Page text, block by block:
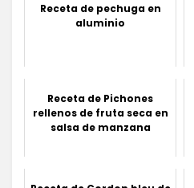
Receta de pechuga en
aluminio
Receta de Pichones
rellenos de fruta seca en
salsa de manzana